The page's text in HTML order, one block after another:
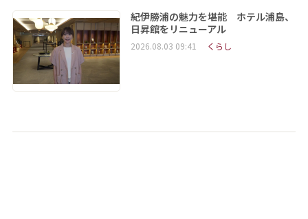
紀伊勝浦の魅力を堪能 ホテル浦島、
日昇館をリニューアル
2026.08.03 09:41 くらし